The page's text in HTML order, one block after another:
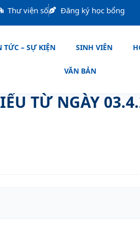
Thư viện số Đăng ký học bổng
TỨC – SỰ KIỆN SINH VIÊN
VĂN BẢN
TỪ NGÀY